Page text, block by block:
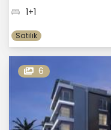
1+1
Satılık
6